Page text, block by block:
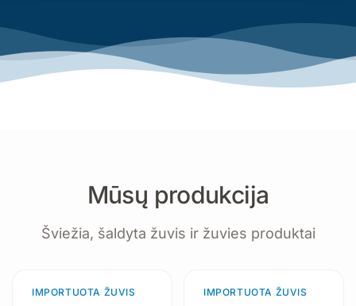
Mūsų produkcija
Šviežia, šaldyta žuvis ir žuvies produktai
3 produktai
IMPORTUOTA ŽUVIS 3 produktai
IMPORTUOTA ŽUVIS